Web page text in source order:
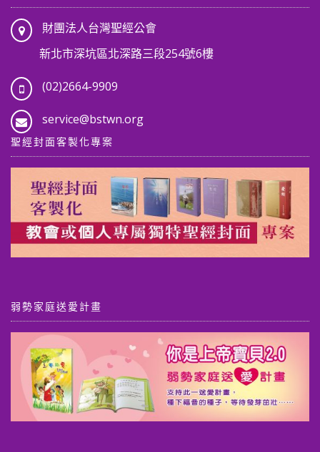
財團法人台灣聖經公會
新北市深坑區北深路三段254號6樓
(02)2664-9909
service@bstwn.org
聖經封面客製化專案
弱勢家庭送愛計畫